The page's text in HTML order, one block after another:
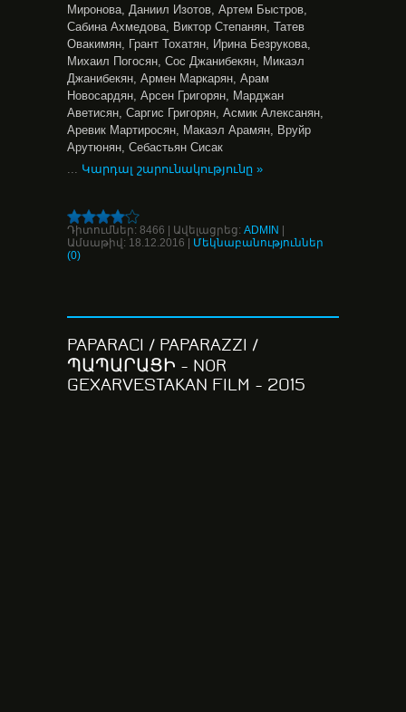
Миронова, Даниил Изотов, Артем Быстров,
Сабина Ахмедова, Виктор Степанян, Татев
Овакимян, Грант Тохатян, Ирина Безрукова,
Михаил Погосян, Сос Джанибекян, Микаэл
Джанибекян, Армен Маркарян, Арам
Новосардян, Арсен Григорян, Марджан
Аветисян, Саргис Григорян, Асмик Алексанян,
Аревик Мартиросян, Макаэл Арамян, Вруйр
Арутюнян, Себастьян Сисак
... Կարդալ շարունակությունը »
Դիտումներ: 8466 Ավելացրեց: ADMIN
Ամսաթիվ: 18.12.2016
Մեկնաբանություններ
(0)
PAPARACI / PAPARAZZI /
ՊԱՊԱՐԱՑԻ - NOR
GEXARVESTAKAN FILM - 2015